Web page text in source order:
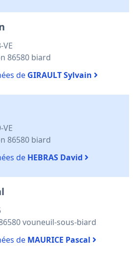
86580 biard
de GIRAULT Sylvain
86580 biard
de HEBRAS David
vouneuil-sous-biard
de MAURICE Pascal